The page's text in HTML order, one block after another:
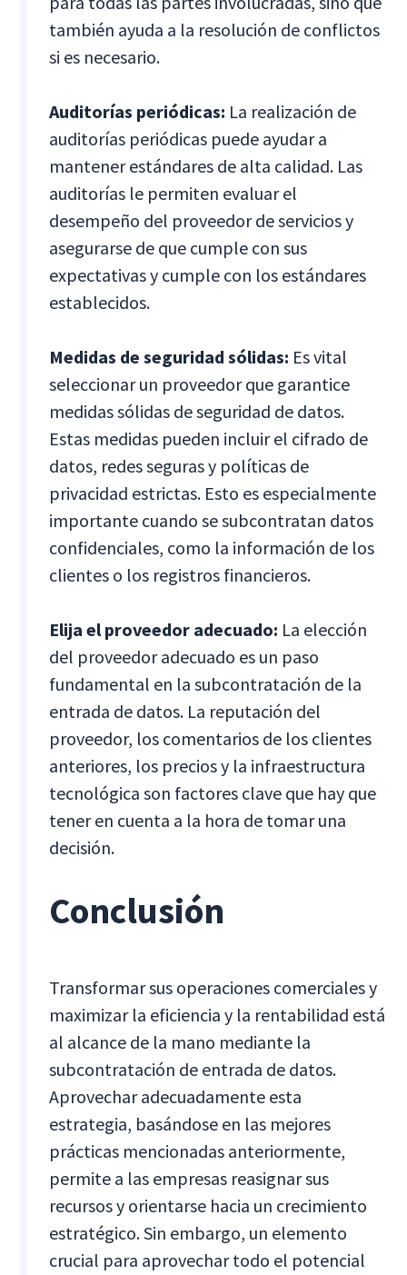
también ayuda a la resolución de conflictos
si es necesario.
Auditorías periódicas: La realización de
auditorías periódicas puede ayudar a
mantener estándares de alta calidad. Las
auditorías le permiten evaluar el
desempeño del proveedor de servicios y
asegurarse de que cumple con sus
expectativas y cumple con los estándares
establecidos.
Medidas de seguridad sólidas: Es vital
seleccionar un proveedor que garantice
medidas sólidas de seguridad de datos.
Estas medidas pueden incluir el cifrado de
datos, redes seguras y políticas de
privacidad estrictas. Esto es especialmente
importante cuando se subcontratan datos
confidenciales, como la información de los
clientes o los registros financieros.
Elija el proveedor adecuado: La elección
del proveedor adecuado es un paso
fundamental en la subcontratación de la
entrada de datos. La reputación del
proveedor, los comentarios de los clientes
anteriores, los precios y la infraestructura
tecnológica son factores clave que hay que
tener en cuenta a la hora de tomar una
decisión.
Conclusión
Transformar sus operaciones comerciales y
maximizar la eficiencia y la rentabilidad está
al alcance de la mano mediante la
subcontratación de entrada de datos.
Aprovechar adecuadamente esta
estrategia, basándose en las mejores
prácticas mencionadas anteriormente,
permite a las empresas reasignar sus
recursos y orientarse hacia un crecimiento
estratégico. Sin embargo, un elemento
crucial para aprovechar todo el potencial